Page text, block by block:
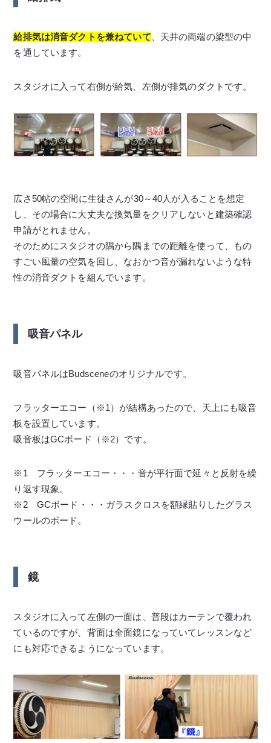
給排気は消音ダクトを兼ねていて 、天井の両端の梁型の中
を通しています。
スタジオに入って右側が給気、左側が排気のダクトです。
広さ50帖の空間に生徒さんが30～40人が入ることを想定
し、その場合に大丈夫な換気量をクリアしないと建築確認
申請がとれません。
そのためにスタジオの隅から隅までの距離を使って、もの
すごい風量の空気を回し、なおかつ音が漏れないような特
性の消音ダクトを組んでいます。
吸音パネル
吸音パネルはBudsceneのオリジナルです。
フラッターエコー（※1）が結構あったので、天上にも吸音
板を設置しています。
吸音板はGCボード（※2）です。
※1 フラッターエコー・・・音が平行面で延々と反射を繰
り返す現象。
※2 GCボード・・・ガラスクロスを額縁貼りしたグラス
ウールのボード。
鏡
スタジオに入って左側の一面は、普段はカーテンで覆われ
ているのですが、背面は全面鏡になっていてレッスンなど
にも対応できるようになっています。